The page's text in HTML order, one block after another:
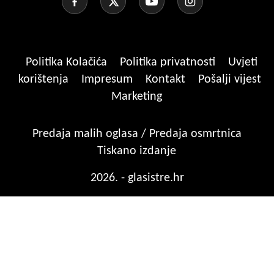
Politika Kolačića Politika privatnosti
Uvjeti
korištenja
Impresum Kontakt
Pošalji vijest
Marketing
Predaja malih oglasa / Predaja osmrtnica
Tiskano izdanje
2026. - glasistre.hr